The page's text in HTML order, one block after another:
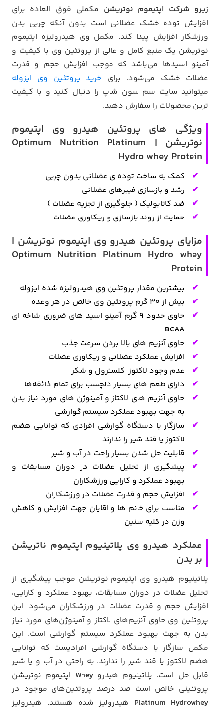
زیرو شرکت اپتیموم نوتریشن مکملی فوق العاده برای
افزایش توده خشک عضلانی است بدون آنکه چربی بدن
ورزشکار افزایش پیدا کند. مکمل وی هیدرولیزه اپتیموم
نوتریشن یک منبع کامل و عالی از پروتئین وی با کیفیت و
آمینو اسیدها می‌باشد که موجب افزایش حجم و قدرت
عضلات خشک می‌شود. برای خرید پروتئین وی ایزوله
میتوانید سایت سم سون شاپ را دنبال کنید و با کیفیت
ترین محصولات را سفارش دهید.
ویژگی های پروتئین هیدرو وی اپتیموم
نوتریشن | Optimum Nutrition Platinum
Hydro whey Protein
کمک به ساخت توده ی عضلانی بدون چربی
رشد و بازسازی فیبرهای عضلانی
ضد کاتابولیک ( جلوگیری از تجزیه عضلات )
حمایت از روند بازسازی و ریکاوری عضلات
مزایای پروتئین هیدرو وی اپتیموم نوتریشن |
Optimum Nutrition Platinum Hydro whey
Protein
بیشترین مقدار پروتئین وی هیدرولیزه شده ایزوله
بیش از ۳۰ گرم پروتئین وی خالص در هر وعده
حاوی حدود ۹ گرم آمینو اسید های ضروری شاخه ای
BCAA
حاوی آنزیم های بالا بردن سرعت جذب
افزایش عملکرد عضلانی و ریکاوری عضلات
عدم وجود لاکتوز کلسترول و شکر
دارای طعم های بسیار دلچسب برای تمام ذائقه‌ها
حاوی آنزیم های لاکتاز و آمینوژن های مورد نیاز بدن
به جهت بهبود عملکرد سیستم گوارشی
سازگار با دستگاه گوارشی افرادی که توانایی هضم
لاکتوز یا قند شیر را ندارند
قابلیت حل شدن بسیار راحت در آب و شیر
پیشگیری از تحلیل عضلات در دوران مسابقات و
بهبود عملکرد و کارایی ورزشکاران
افزایش حجم و قدرت عضلات در ورزشکاران
مناسب برای خانم ها و اقایان جهت افزایش و کاهش
وزن در کلیه سنین
عملکرد هیدرو وی پلاتینیوم اپتیموم ناتریشن
بر بدن
پلاتینیوم هیدرو وی اپتیموم نوتریشن موجب پیشگیری از
تحلیل عضلات در دوران مسابقات، بهبود عملکرد و کارایی،
افزایش حجم و قدرت عضلات در ورزشکاران می‌شود. این
پروتئین وی حاوی آنزیم‌های لاکتاز و آمینوژن‌های مورد نیاز
بدن به جهت بهبود عملکرد سیستم گوارشی است. این
مکمل سازگار با دستگاه گوارشی افرادیست که توانایی
هضم لاکتوز یا قند شیر را ندارند. به راحتی در آب و یا شیر
قابل حل است. پلاتینیوم هیدروWhey اپتیموم نوتریشن
پروتئینی خالص است صد درصد پروتئین‌های موجود در
Platinum Hydrowhey
هیدرولیز شده هستند. هیدرولیز